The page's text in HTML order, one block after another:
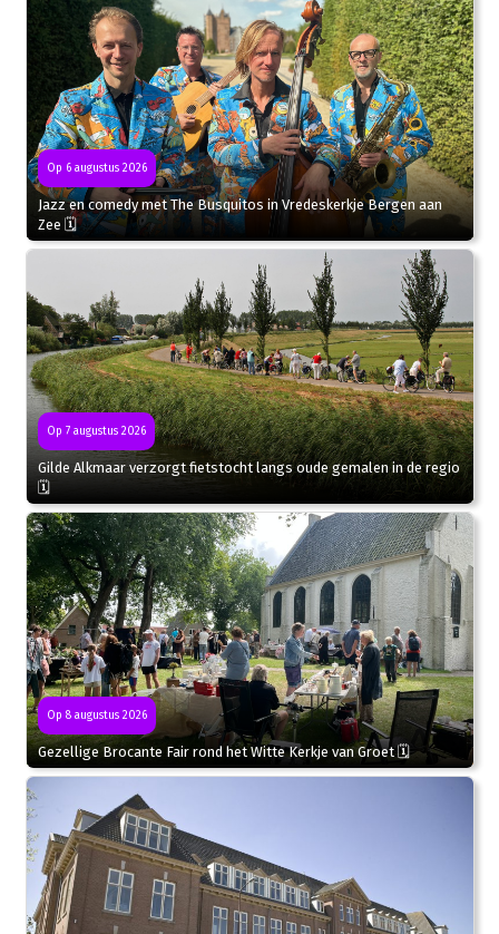
Op 6 augustus 2026
Jazz en comedy met The Busquitos in Vredeskerkje Bergen aan
Zee 🗓
Op 7 augustus 2026
Gilde Alkmaar verzorgt fietstocht langs oude gemalen in de regio
🗓
Op 8 augustus 2026
Gezellige Brocante Fair rond het Witte Kerkje van Groet 🗓